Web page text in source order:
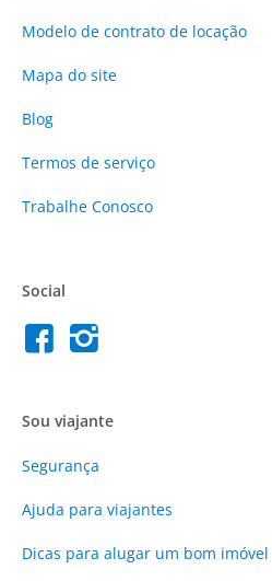
Modelo de contrato de locação
Mapa do site
Blog
Termos de serviço
Trabalhe Conosco
Social
Sou viajante
Segurança
Ajuda para viajantes
Dicas para alugar um bom imóvel